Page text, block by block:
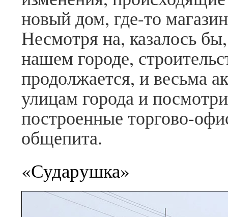
новый дом, где-то
Несмотря на, казалось
нашем городе,
продолжается, и весьма
улицам города и
построенные торгово-
общепита.
«Сударушка»